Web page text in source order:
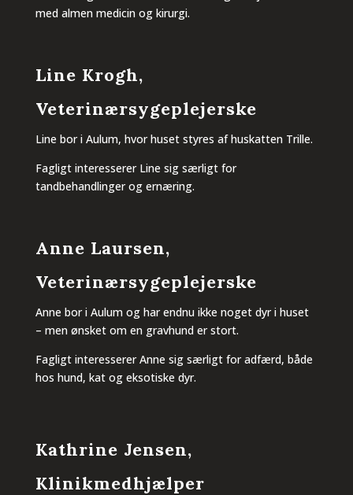
med almen medicin og kirurgi.
Line Krogh,
Veterinærsygeplejerske
Line bor i Aulum, hvor huset styres af huskatten Trille.
Fagligt interesserer Line sig særligt for
tandbehandlinger og ernæring.
Anne Laursen,
Veterinærsygeplejerske
Anne bor i Aulum og har endnu ikke noget dyr i huset
– men ønsket om en gravhund er stort.
Fagligt interesserer Anne sig særligt for adfærd, både
hos hund, kat og eksotiske dyr.
Kathrine Jensen,
Klinikmedhjælper